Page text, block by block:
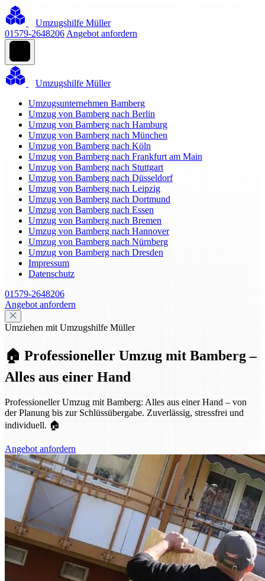
Umzugshilfe Müller
01579-2648206 Angebot anfordern
Umzugshilfe Müller
Umzugsunternehmen Bamberg
Umzug von Bamberg nach Berlin
Umzug von Bamberg nach Hamburg
Umzug von Bamberg nach München
Umzug von Bamberg nach Köln
Umzug von Bamberg nach Frankfurt am Main
Umzug von Bamberg nach Stuttgart
Umzug von Bamberg nach Düsseldorf
Umzug von Bamberg nach Leipzig
Umzug von Bamberg nach Dortmund
Umzug von Bamberg nach Essen
Umzug von Bamberg nach Bremen
Umzug von Bamberg nach Hannover
Umzug von Bamberg nach Nürnberg
Umzug von Bamberg nach Dresden
Impressum
Datenschutz
01579-2648206
Angebot anfordern
Umziehen mit Umzugshilfe Müller
🏠 Professioneller Umzug mit Bamberg –
Alles aus einer Hand
Professioneller Umzug mit Bamberg: Alles aus einer Hand – von
der Planung bis zur Schlüssübergabe. Zuverlässig, stressfrei und
individuell. 🏠
Angebot anfordern